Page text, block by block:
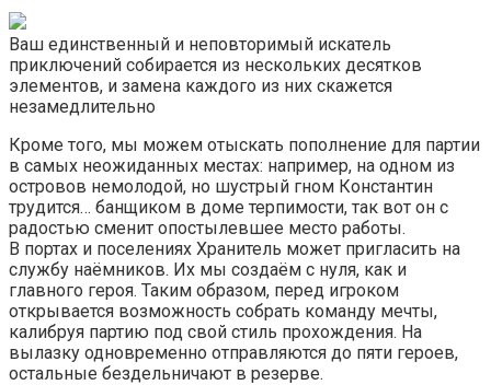
Ваш единственный и неповторимый искатель
приключений собирается из нескольких десятков
элементов, и замена каждого из них скажется
незамедлительно
Кроме того, мы можем отыскать пополнение для партии
в самых неожиданных местах: например, на одном из
островов немолодой, но шустрый гном Константин
трудится… банщиком в доме терпимости, так вот он с
радостью сменит опостылевшее место работы.
В портах и поселениях Хранитель может пригласить на
службу наёмников. Их мы создаём с нуля, как и
главного героя. Таким образом, перед игроком
открывается возможность собрать команду мечты,
калибруя партию под свой стиль прохождения. На
вылазку одновременно отправляются до пяти героев,
остальные бездельничают в резерве.